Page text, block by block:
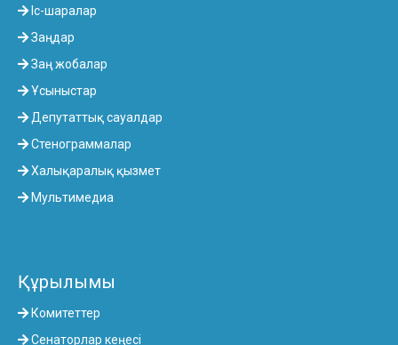
Іс-шаралар
Заңдар
Заң жобалар
Ұсыныстар
Депутаттық сауалдар
Стенограммалар
Халықаралық қызмет
Мультимедиа
Құрылымы
Комитеттер
Сенаторлар кеңесі